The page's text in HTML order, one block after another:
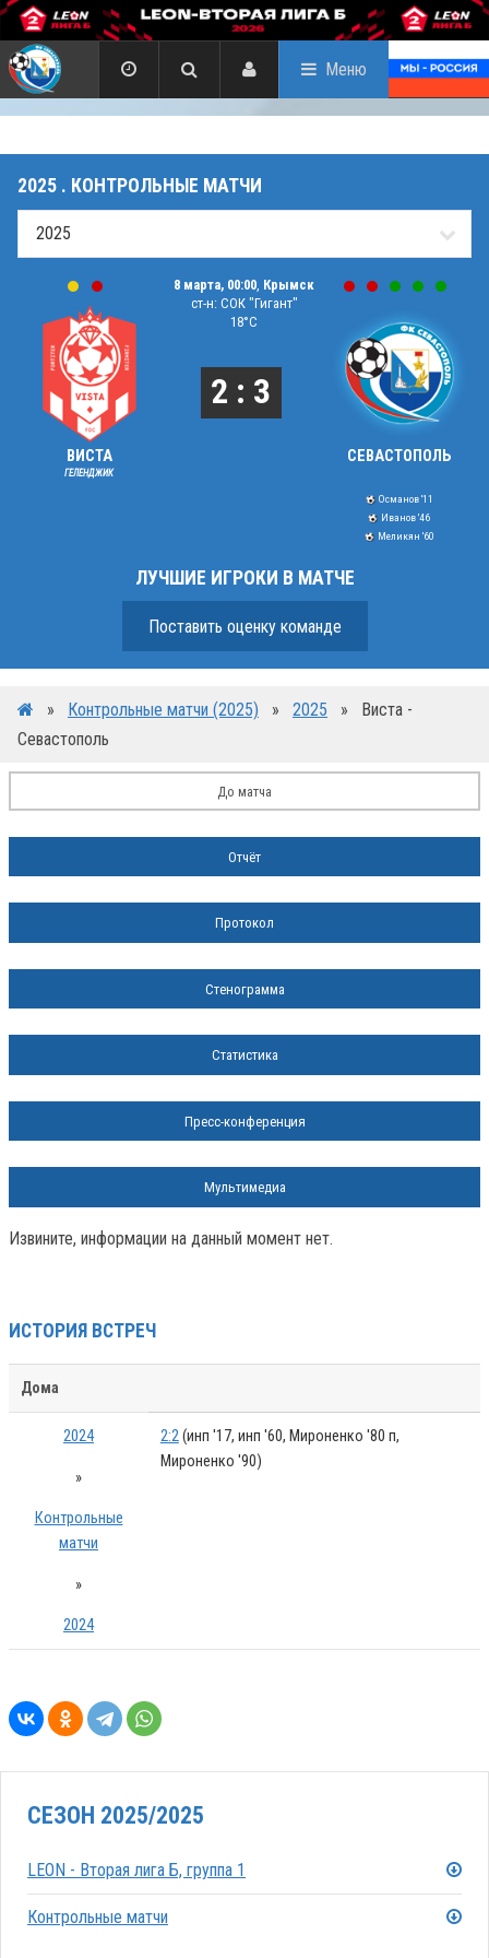
Меню
2025 . КОНТРОЛЬНЫЕ МАТЧИ
ВИСТА
ГЕЛЕНДЖИК
8 марта, 00:00 Крымск
ст-н: СОК "Гигант"
18°C
2 : 3
СЕВАСТОПОЛЬ
Османов '11
Иванов '46
Меликян '60
ЛУЧШИЕ ИГРОКИ В МАТЧЕ
Поставить оценку команде
» Контрольные матчи (2025) » 2025 »
Виста -
Севастополь
До матча
Отчёт
Протокол
Стенограмма
Статистика
Пресс-конференция
Мультимедиа
Извините, информации на данный момент нет.
ИСТОРИЯ ВСТРЕЧ
Дома
2024
»
Контрольные
матчи
»
2024
2:2(инп '17, инп '60, Мироненко '80 п,
Мироненко '90)
СЕЗОН 2025/2025
LEON - Вторая лига Б, группа 1
Контрольные матчи